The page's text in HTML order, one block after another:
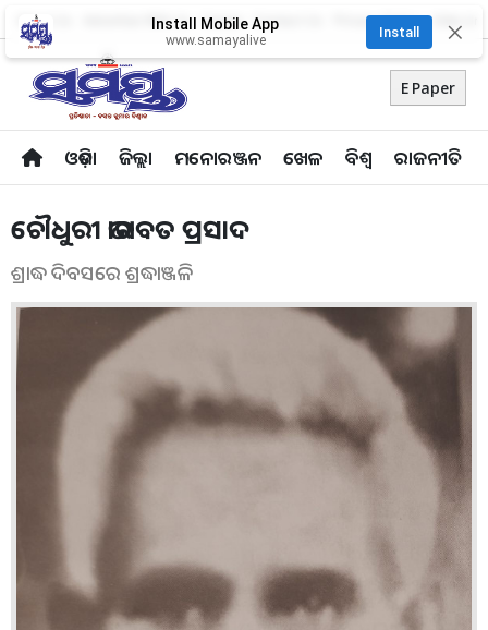
About Us Advertise With Us Career Contact Us Privacy Policy
E Paper
ଓଡ଼ିଶା ଜିଲ୍ଲା ମନୋରଞ୍ଜନ ଖେଳ ବିଶ୍ବ ରାଜନୀତି
Install Mobile App
www.samayalive
Install ✕
ଚୌଧୁରୀ ଭାଗବତ ପ୍ରସାଦ
ଶ୍ରାଦ୍ଧ ଦିବସରେ ଶ୍ରଦ୍ଧାଞ୍ଜଳି